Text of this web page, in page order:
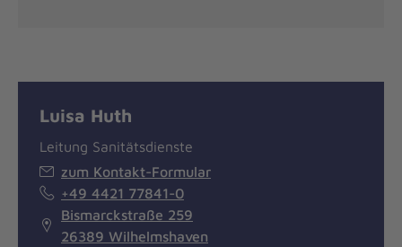
Luisa Huth
Leitung Sanitätsdienste
zum Kontakt-Formular
+49 4421 77841-0
Bismarckstraße 259
26389 Wilhelmshaven